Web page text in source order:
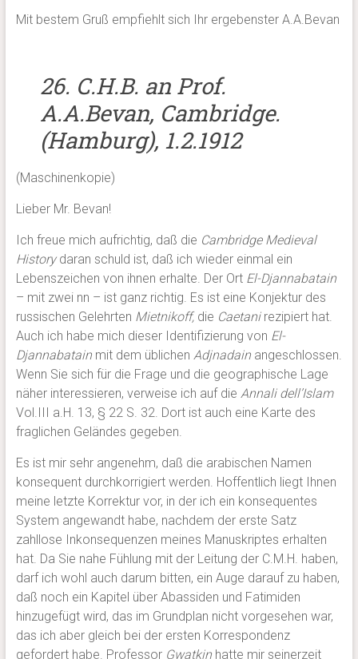
Mit bestem Gruß empfiehlt sich Ihr ergebenster A.A.Bevan
26. C.H.B. an Prof.
A.A.Bevan, Cambridge.
(Hamburg), 1.2.1912
(Maschinenkopie)
Lieber Mr. Bevan!
Ich freue mich aufrichtig, daß die Cambridge Medieval
Historydaran schuld ist, daß ich wieder einmal ein
Lebenszeichen von ihnen erhalte. Der Ort El-Djannabatain
– mit zwei nn – ist ganz richtig. Es ist eine Konjektur des
russischen Gelehrten Mietnikoff,die Caetani rezipiert hat.
Auch ich habe mich dieser Identifizierung von El-
Djannabatainmit dem üblichen Adjnadainangeschlossen.
Wenn Sie sich für die Frage und die geographische Lage
näher interessieren, verweise ich auf die Annali dell’Islam
Vol.III a.H. 13, § 22 S. 32. Dort ist auch eine Karte des
fraglichen Geländes gegeben.
Es ist mir sehr angenehm, daß die arabischen Namen
konsequent durchkorrigiert werden. Hoffentlich liegt Ihnen
meine letzte Korrektur vor, in der ich ein konsequentes
System angewandt habe, nachdem der erste Satz
zahllose Inkonsequenzen meines Manuskriptes erhalten
hat. Da Sie nahe Fühlung mit der Leitung der C.M.H. haben,
darf ich wohl auch darum bitten, ein Auge darauf zu haben,
daß noch ein Kapitel über Abassiden und Fatimiden
hinzugefügt wird, das im Grundplan nicht vorgesehen war,
das ich aber gleich bei der ersten Korrespondenz
gefordert habe. Professor Gwatkinhatte mir seinerzeit